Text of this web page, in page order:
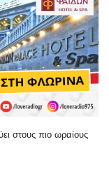
στους πιο ωραίους